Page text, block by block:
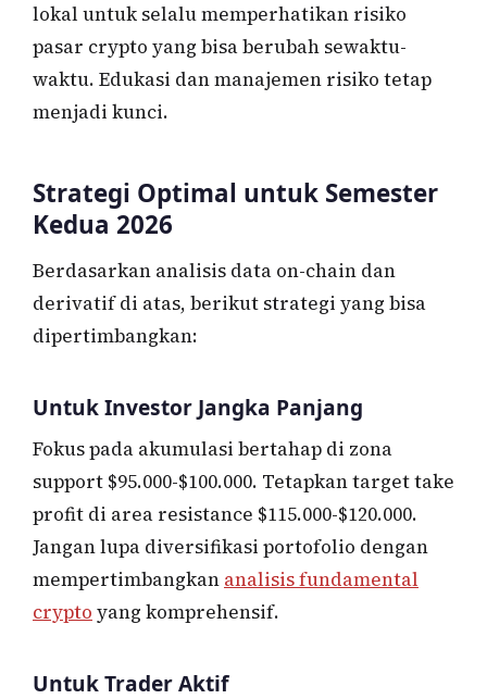
lokal untuk selalu memperhatikan risiko
pasar crypto yang bisa berubah sewaktu-
waktu. Edukasi dan manajemen risiko tetap
menjadi kunci.
Strategi Optimal untuk Semester
Kedua 2026
Berdasarkan analisis data on-chain dan
derivatif di atas, berikut strategi yang bisa
dipertimbangkan:
Untuk Investor Jangka Panjang
Fokus pada akumulasi bertahap di zona
support $95.000-$100.000. Tetapkan target take
profit di area resistance $115.000-$120.000.
Jangan lupa diversifikasi portofolio dengan
mempertimbangkan analisis fundamental
crypto yang komprehensif.
Untuk Trader Aktif